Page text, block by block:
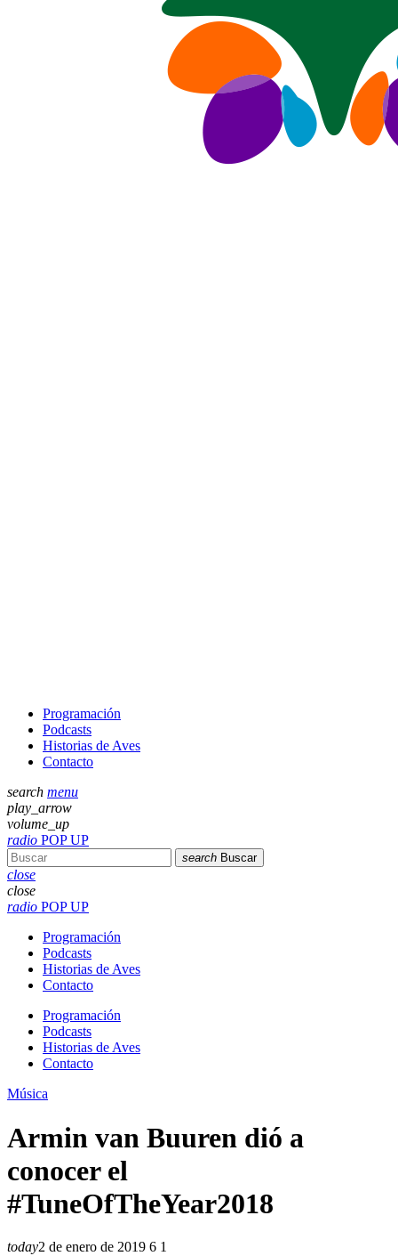
Programación
Podcasts
Historias de Aves
Contacto
search menu
play_arrow
volume_up
radio POP UP
search Buscar
close
close
radio POP UP
Programación
Podcasts
Historias de Aves
Contacto
Programación
Podcasts
Historias de Aves
Contacto
Música
Armin van Buuren dió a
conocer el
#TuneOfTheYear2018
today2 de enero de 2019 6 1